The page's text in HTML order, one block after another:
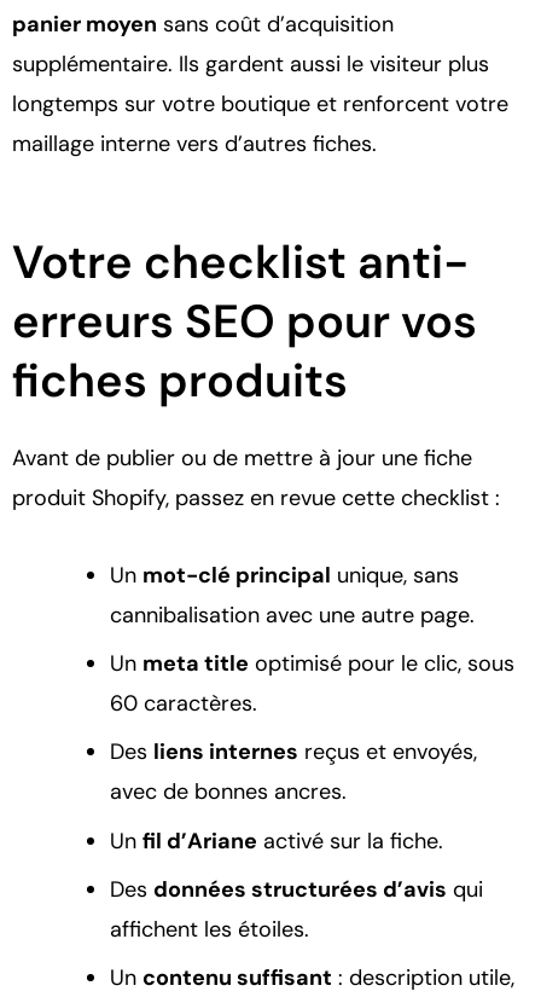
panier moyen sans coût d’acquisition
supplémentaire. Ils gardent aussi le visiteur plus
longtemps sur votre boutique et renforcent votre
maillage interne vers d’autres fiches.
Votre checklist anti-
erreurs SEO pour vos
fiches produits
Avant de publier ou de mettre à jour une fiche
produit Shopify, passez en revue cette checklist :
Un mot-clé principal unique, sans
cannibalisation avec une autre page.
Un meta title optimisé pour le clic, sous
60 caractères.
Des liens internes reçus et envoyés,
avec de bonnes ancres.
Un fil d’Ariane activé sur la fiche.
Des données structurées d’avis qui
affichent les étoiles.
Un contenu suffisant : description utile,